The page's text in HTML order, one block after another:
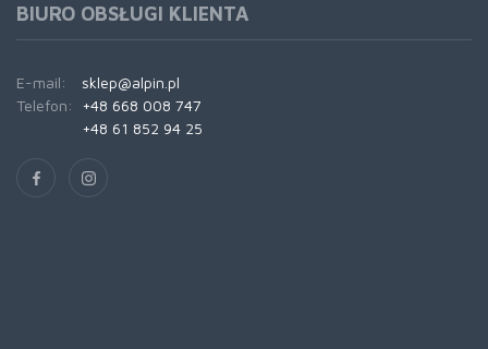
BIURO OBSŁUGI KLIENTA
E-mail:
sklep@alpin.pl
Telefon:
+48 668 008 747
+48 61 852 94 25